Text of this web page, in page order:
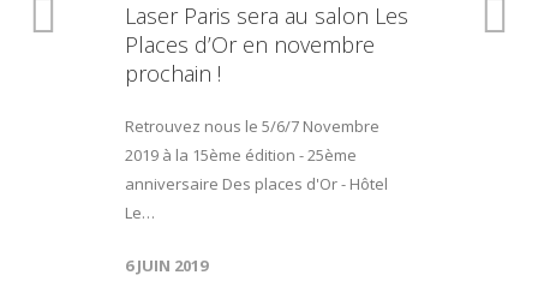
Laser Paris sera au salon Les
Places d’Or en novembre
prochain !
Retrouvez nous le 5/6/7 Novembre
2019 à la 15ème édition - 25ème
anniversaire Des places d'Or - Hôtel
Le…
6 JUIN 2019